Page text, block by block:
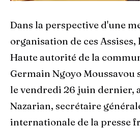
Dans la perspective d'une
organisation de ces
Haute autorité de la
Germain Ngoyo Moussavou
le vendredi 26 juin dernier,
Nazarian, secrétaire
internationale de la presse